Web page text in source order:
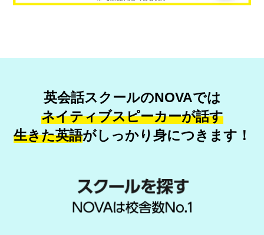
英会話スクールのNOVAでは
ネイティブスピーカーが話す
生きた英語がしっかり身につきます！